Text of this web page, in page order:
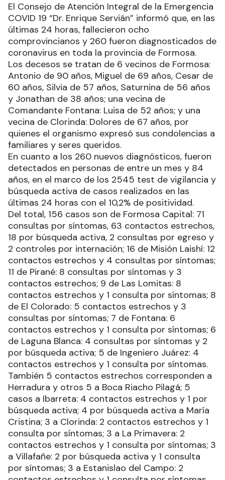
El Consejo de Atención Integral de la Emergencia
COVID 19 “Dr. Enrique Servián” informó que, en las
últimas 24 horas, fallecieron ocho
comprovincianos y 260 fueron diagnosticados de
coronavirus en toda la provincia de Formosa.
Los decesos se tratan de 6 vecinos de Formosa:
Antonio de 90 años, Miguel de 69 años, Cesar de
60 años, Silvia de 57 años, Saturnina de 56 años
y Jonathan de 38 años; una vecina de
Comandante Fontana: Luisa de 52 años; y una
vecina de Clorinda: Dolores de 67 años, por
quienes el organismo expresó sus condolencias a
familiares y seres queridos.
En cuanto a los 260 nuevos diagnósticos, fueron
detectados en personas de entre un mes y 84
años, en el marco de los 2545 test de vigilancia y
búsqueda activa de casos realizados en las
últimas 24 horas con el 10,2% de positividad.
Del total, 156 casos son de Formosa Capital: 71
consultas por síntomas, 63 contactos estrechos,
18 por búsqueda activa, 2 consultas por egreso y
2 controles por internación; 16 de Misión Laishí: 12
contactos estrechos y 4 consultas por síntomas;
11 de Pirané: 8 consultas por síntomas y 3
contactos estrechos; 9 de Las Lomitas: 8
contactos estrechos y 1 consulta por síntomas; 8
de El Colorado: 5 contactos estrechos y 3
consultas por síntomas; 7 de Fontana: 6
contactos estrechos y 1 consulta por síntomas; 6
de Laguna Blanca: 4 consultas por síntomas y 2
por búsqueda activa; 5 de Ingeniero Juárez: 4
contactos estrechos y 1 consulta por síntomas.
También 5 contactos estrechos corresponden a
Herradura y otros 5 a Boca Riacho Pilagá; 5
casos a Ibarreta: 4 contactos estrechos y 1 por
búsqueda activa; 4 por búsqueda activa a María
Cristina; 3 a Clorinda: 2 contactos estrechos y 1
consulta por síntomas; 3 a La Primavera: 2
contactos estrechos y 1 consulta por síntomas; 3
a Villafañe: 2 por búsqueda activa y 1 consulta
por síntomas; 3 a Estanislao del Campo: 2